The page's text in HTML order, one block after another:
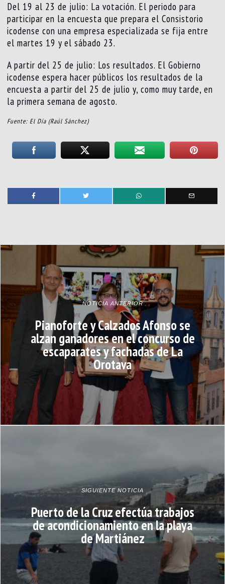
Del 19 al 23 de julio: La votación. El periodo para
participar en la encuesta que prepara el Consistorio
icodense con una empresa especializada se fija entre
el martes 19 y el sábado 23.
A partir del 25 de julio: Los resultados. El Gobierno
icodense espera hacer públicos los resultados de la
encuesta a partir del 25 de julio y, como muy tarde, en
la primera semana de agosto.
Fuente: El Día (Raúl Sánchez)
NOTICIA ANTERIOR
Pianoforte y Calzados Afonso se
alzan ganadores en el concurso de
escaparates y fachadas de La
Orotava
SIGUIENTE NOTICIA
Puerto de la Cruz efectúa trabajos
de acondicionamiento en la playa
de Martiánez